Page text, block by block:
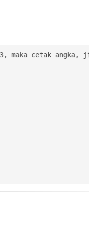
cetak angka,